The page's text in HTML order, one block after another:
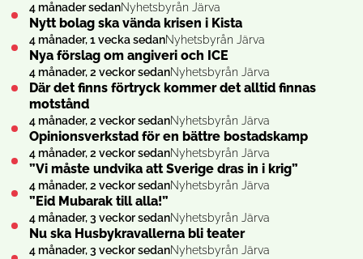
4 månader sedanNyhetsbyrån Järva
Nytt bolag ska vända krisen i Kista
4 månader, 1 vecka sedanNyhetsbyrån Järva
Nya förslag om angiveri och ICE
4 månader, 2 veckor sedanNyhetsbyrån Järva
Där det finns förtryck kommer det alltid finnas
motstånd
4 månader, 2 veckor sedanNyhetsbyrån Järva
Opinionsverkstad för en bättre bostadskamp
4 månader, 2 veckor sedanNyhetsbyrån Järva
”Vi måste undvika att Sverige dras in i krig”
4 månader, 2 veckor sedanNyhetsbyrån Järva
”Eid Mubarak till alla!”
4 månader, 3 veckor sedanNyhetsbyrån Järva
Nu ska Husbykravallerna bli teater
4 månader, 3 veckor sedanNyhetsbyrån Järva